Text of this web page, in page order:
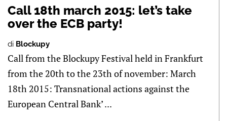
Call 18th march 2015: let’s take
over the ECB party!
di Blockupy
Call from the Blockupy Festival held in Frankfurt
from the 20th to the 23th of november: March
18th 2015: Transnational actions against the
European Central Bank’ ...